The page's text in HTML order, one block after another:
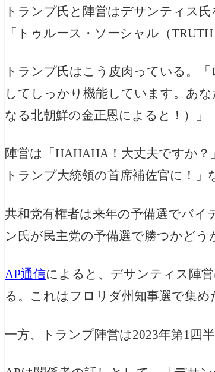
トランプ氏と陣営はデサンティス氏
「トゥルース・ソーシャル（TRUTH
トランプ氏はこう皮肉っている。
してしっかり機能しています。あ
なる北朝鮮の金正恩によると！）」
陣営は「HAHAHA！大丈夫ですか
トランプ大統領の首席補佐官に！
共和党有権者は来年の予備選でバ
ン氏が民主党の予備選で勝つかどう
AP通信によると、デサンティス陣
る。これはフロリダ州知事選で集
一方、トランプ陣営は2023年第1四